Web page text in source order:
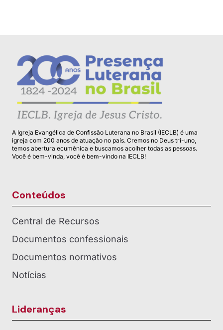
A Igreja Evangélica de Confissão Luterana no Brasil (IECLB) é uma
igreja com 200 anos de atuação no país. Cremos no Deus tri-uno,
temos abertura ecumênica e buscamos acolher todas as pessoas.
Você é bem-vinda, você é bem-vindo na IECLB!
Conteúdos
Central de Recursos
Documentos confessionais
Documentos normativos
Notícias
Lideranças